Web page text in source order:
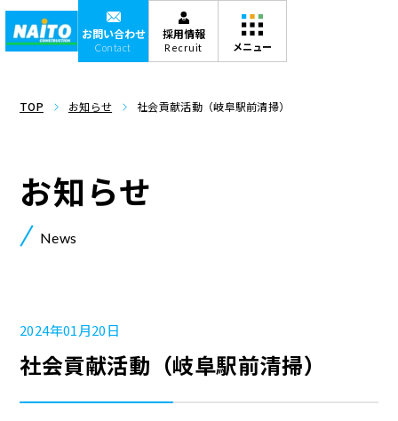
お問い合わせ
Contact
採用情報
Recruit
TOP お知らせ 社会貢献活動（岐阜駅前清掃）
News
お知らせ
2024年01月20日
社会貢献活動（岐阜駅前清掃）